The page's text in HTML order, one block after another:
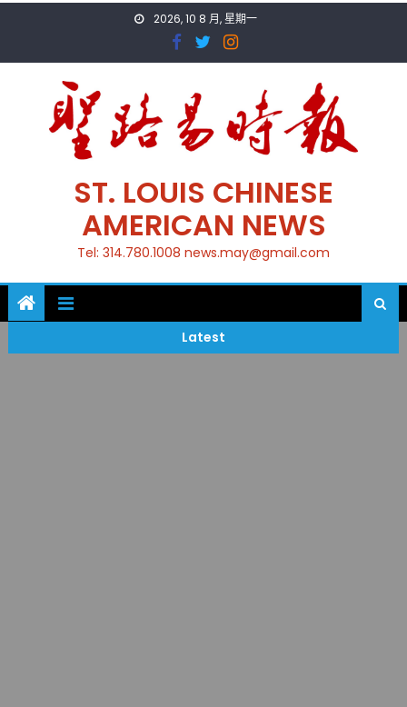
2026, 10 8 月, 星期一
ST. LOUIS CHINESE
AMERICAN NEWS
Tel: 314.780.1008 news.may@gmail.com
Latest